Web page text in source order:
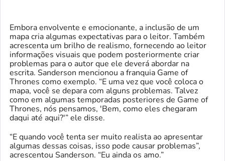
Embora envolvente e emocionante, a inclusão de um
mapa cria algumas expectativas para o leitor. Também
acrescenta um brilho de realismo, fornecendo ao leitor
informações visuais que podem posteriormente criar
problemas para o autor que ele deverá abordar na
escrita. Sanderson mencionou a franquia Game of
Thrones como exemplo. “E uma vez que você coloca o
mapa, você se depara com alguns problemas. Talvez
como em algumas temporadas posteriores de Game of
Thrones, nós pensamos, 'Bem, como eles chegaram
daqui até aqui?'” ele disse.
“E quando você tenta ser muito realista ao apresentar
algumas dessas coisas, isso pode causar problemas”,
acrescentou Sanderson. “Eu ainda os amo.”